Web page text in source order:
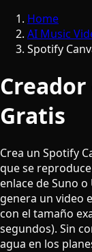
Home
AI Music
Spotify
Gratis
Crea un Spotify
que se
enlace de Suno
genera un video
con el tamaño
segundos). Sin
agua en los